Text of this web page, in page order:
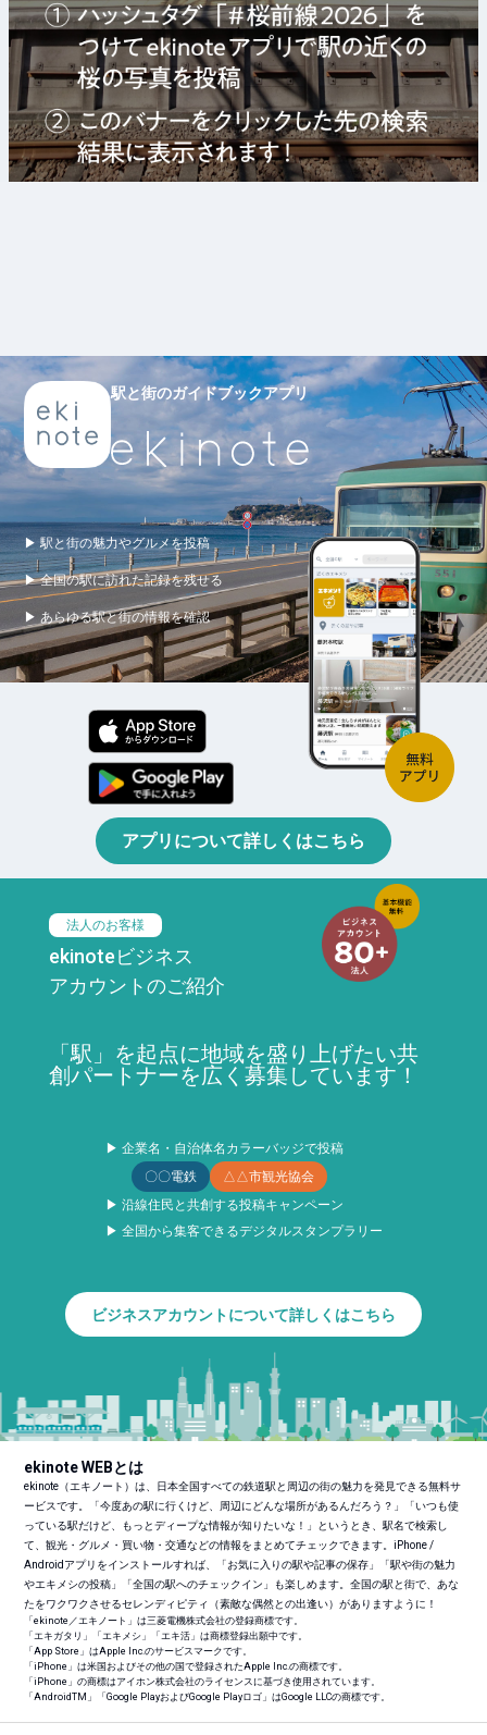
駅と街のガイドブックアプリ
▶ 駅と街の魅力やグルメを投稿
▶ 全国の駅に訪れた記録を残せる
▶ あらゆる駅と街の情報を確認
アプリについて詳しくはこちら
法人のお客様
ekinoteビジネス
アカウントのご紹介
「駅」を起点に地域を盛り上げたい共
創パートナーを広く募集しています！
▶ 企業名・自治体名カラーバッジで投稿
〇〇電鉄
△△市観光協会
▶ 沿線住民と共創する投稿キャンペーン
▶ 全国から集客できるデジタルスタンプラリー
ビジネスアカウントについて詳しくはこちら
ekinote WEBとは
ekinote（エキノート）は、日本全国すべての鉄道駅と周辺の街の魅力を発見できる無料サ
ービスです。「今度あの駅に行くけど、周辺にどんな場所があるんだろう？」「いつも使
っている駅だけど、もっとディープな情報が知りたいな！」というとき、駅名で検索し
て、観光・グルメ・買い物・交通などの情報をまとめてチェックできます。iPhone /
Androidアプリをインストールすれば、「お気に入りの駅や記事の保存」「駅や街の魅力
やエキメシの投稿」「全国の駅へのチェックイン」も楽しめます。全国の駅と街で、あな
たをワクワクさせるセレンディピティ（素敵な偶然との出逢い）がありますように！
「ekinote／エキノート」は三菱電機株式会社の登録商標です。
「エキガタリ」「エキメシ」「エキ活」は商標登録出願中です。
「App Store」はApple Inc.のサービスマークです。
「iPhone」は米国およびその他の国で登録されたApple Inc.の商標です。
「iPhone」の商標はアイホン株式会社のライセンスに基づき使用されています。
「AndroidTM 」「Google PlayおよびGoogle Playロゴ」はGoogle LLCの商標です。